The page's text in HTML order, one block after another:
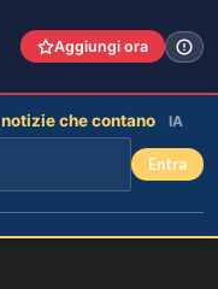
Aggiungi ora
che contano IA
Entra